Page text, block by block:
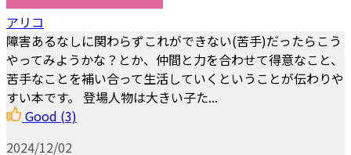
アリコ
障害あるなしに関わらずこれができない(苦手)だったらこう
やってみようかな？とか、仲間と力を合わせて得意なこと、
苦手なことを補い合って生活していくということが伝わりや
すい本です。 登場人物は大きい子た...
Good (3)
2024/12/02